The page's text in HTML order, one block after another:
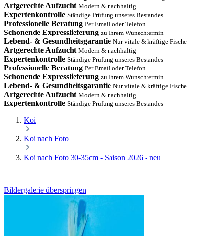
Artgerechte Aufzucht Modern & nachhaltig
Expertenkontrolle Ständige Prüfung unseres Bestandes
Professionelle Beratung Per Email oder Telefon
Schonende Expresslieferung zu Ihrem Wunschtermin
Lebend- & Gesundheitsgarantie Nur vitale & kräftige Fische
Artgerechte Aufzucht Modern & nachhaltig
Expertenkontrolle Ständige Prüfung unseres Bestandes
Professionelle Beratung Per Email oder Telefon
Schonende Expresslieferung zu Ihrem Wunschtermin
Lebend- & Gesundheitsgarantie Nur vitale & kräftige Fische
Artgerechte Aufzucht Modern & nachhaltig
Expertenkontrolle Ständige Prüfung unseres Bestandes
Koi
Koi nach Foto
Koi nach Foto 30-35cm - Saison 2026 - neu
Bildergalerie überspringen